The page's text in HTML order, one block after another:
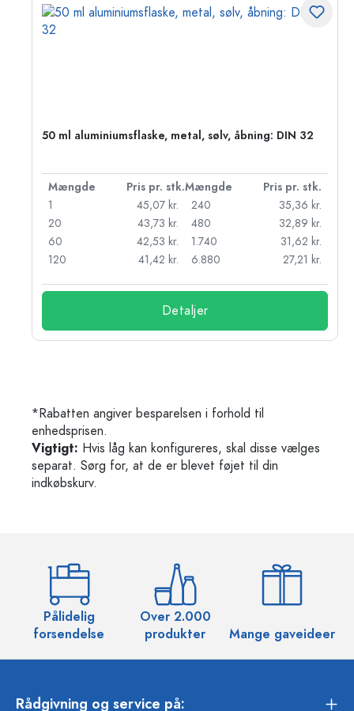
50 ml aluminiumsflaske, metal, sølv, åbning: DIN 32
Mængde Pris pr. stk.Mængde
Pris pr. stk.
1
45,07 kr.
20
43,73 kr.
60
42,53 kr.
120
41,42 kr.
240
35,36 kr.
480
32,89 kr.
1.740
31,62 kr.
6.880
27,21 kr.
Detaljer
*Rabatten angiver besparelsen i forhold til
enhedsprisen.
Vigtigt: Hvis låg kan konfigureres, skal disse vælges
separat. Sørg for, at de er blevet føjet til din
indkøbskurv.
Pålidelig
forsendelse
Over 2.000
produkter
Mange gaveideer
Rådgivning og service på: